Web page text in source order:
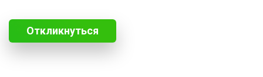
Откликнуться